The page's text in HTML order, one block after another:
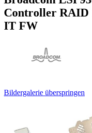
Controller RAID
IT FW
Bildergalerie überspringen